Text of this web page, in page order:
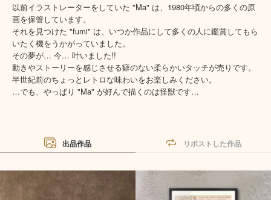
以前イラストレーターをしていた "Ma" は、1980年頃からの多くの原
画を保管しています。
それを見つけた "fumi" は、いつか作品にして多くの人に鑑賞してもら
いたく機をうかがっていました。
その夢が… 今… 叶いました!!
動きやストーリーを感じさせる癖のない柔らかいタッチが売りです。
半世紀前のちょっとレトロな味わいをお楽しみください。
…でも、やっぱり "Ma" が好んで描くのは怪獣です…
出品作品 リポストした作品